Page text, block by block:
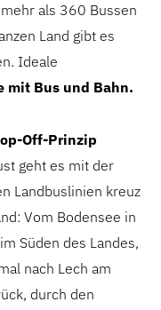
als 360 Bussen
Land gibt es
Ideale
mit Bus und Bahn.
Off-Prinzip
geht es mit der
Landbuslinien kreuz
Vom Bodensee in
Süden des Landes,
nach Lech am
durch den